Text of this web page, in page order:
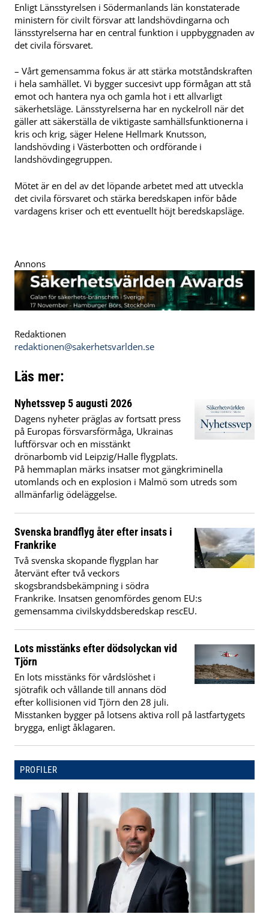
Enligt Länsstyrelsen i Södermanlands län konstaterade
ministern för civilt försvar att landshövdingarna och
länsstyrelserna har en central funktion i uppbyggnaden av
det civila försvaret.
– Vårt gemensamma fokus är att stärka motståndskraften
i hela samhället. Vi bygger succesivt upp förmågan att stå
emot och hantera nya och gamla hot i ett allvarligt
säkerhetsläge. Länsstyrelserna har en nyckelroll när det
gäller att säkerställa de viktigaste samhällsfunktionerna i
kris och krig, säger Helene Hellmark Knutsson,
landshövding i Västerbotten och ordförande i
landshövdingegruppen.
Mötet är en del av det löpande arbetet med att utveckla
det civila försvaret och stärka beredskapen inför både
vardagens kriser och ett eventuellt höjt beredskapsläge.
Annons
Redaktionen
redaktionen@sakerhetsvarlden.se
Läs mer:
Nyhetssvep 5 augusti 2026
Dagens nyheter präglas av fortsatt press
på Europas försvarsförmåga, Ukrainas
luftförsvar och en misstänkt
drönarbomb vid Leipzig/Halle flygplats.
På hemmaplan märks insatser mot gängkriminella
utomlands och en explosion i Malmö som utreds som
allmänfarlig ödeläggelse.
Svenska brandflyg åter efter insats i
Frankrike
Två svenska skopande flygplan har
återvänt efter två veckors
skogsbrandsbekämpning i södra
Frankrike. Insatsen genomfördes genom EU:s
gemensamma civilskyddsberedskap rescEU.
Lots misstänks efter dödsolyckan vid
Tjörn
En lots misstänks för vårdslöshet i
sjötrafik och vållande till annans död
efter kollisionen vid Tjörn den 28 juli.
Misstanken bygger på lotsens aktiva roll på lastfartygets
brygga, enligt åklagaren.
PROFILER